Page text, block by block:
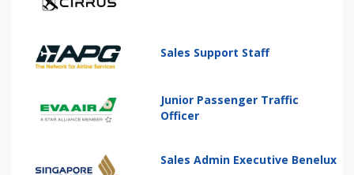
Sales Support Staff
Junior Passenger Traffic
Officer
Sales Admin Executive Benelux